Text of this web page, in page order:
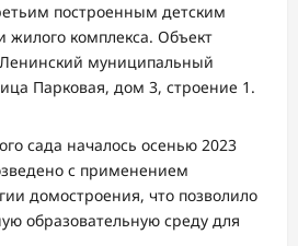
построенным детским
жилого комплекса. Объект
муниципальный
Парковая, дом 3, строение 1.
сада началось осенью 2023
с применением
домостроения, что позволило
образовательную среду для